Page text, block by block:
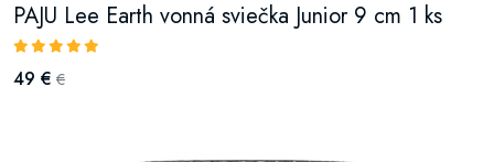
PAJU Lee Earth vonná sviečka Junior 9 cm 1 ks
49 € €